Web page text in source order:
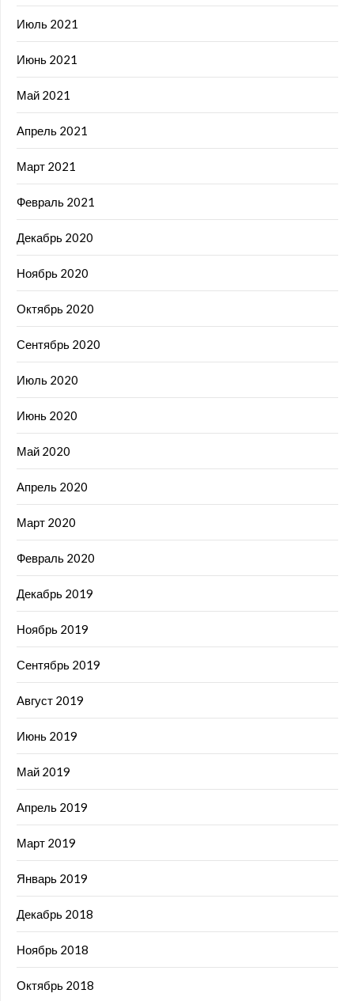
Июль 2021
Июнь 2021
Май 2021
Апрель 2021
Март 2021
Февраль 2021
Декабрь 2020
Ноябрь 2020
Октябрь 2020
Сентябрь 2020
Июль 2020
Июнь 2020
Май 2020
Апрель 2020
Март 2020
Февраль 2020
Декабрь 2019
Ноябрь 2019
Сентябрь 2019
Август 2019
Июнь 2019
Май 2019
Апрель 2019
Март 2019
Январь 2019
Декабрь 2018
Ноябрь 2018
Октябрь 2018